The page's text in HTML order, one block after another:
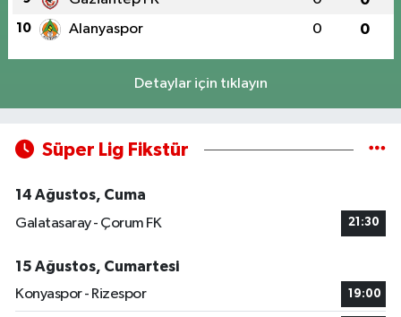
10 Alanyaspor 0 0
Detaylar için tıklayın
Süper Lig Fikstür
14 Ağustos, Cuma
Galatasaray - Çorum FK
21:30
15 Ağustos, Cumartesi
Konyaspor - Rizespor
19:00